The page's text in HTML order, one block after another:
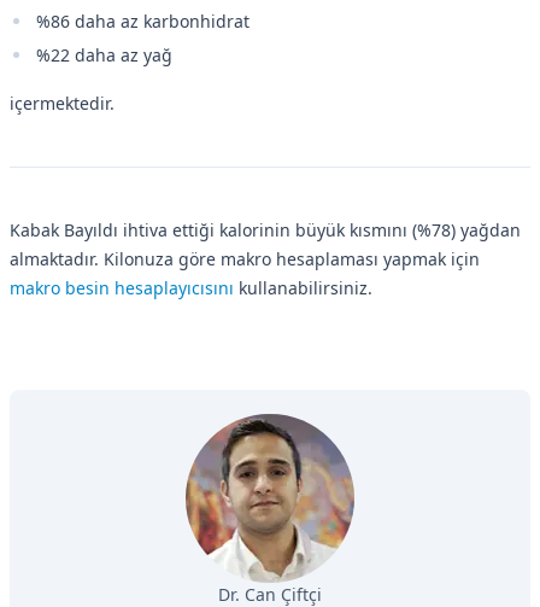
%86 daha az karbonhidrat
%22 daha az yağ
içermektedir.
Kabak Bayıldı ihtiva ettiği kalorinin büyük kısmını (%78) yağdan
almaktadır. Kilonuza göre makro hesaplaması yapmak için
makro besin hesaplayıcısını kullanabilirsiniz.
Dr. Can Çiftçi